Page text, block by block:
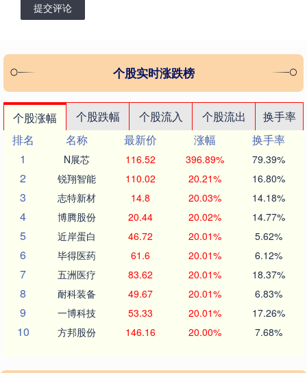
提交评论
个股实时涨跌榜
个股涨幅 个股跌幅 个股流入 个股流出
换手率
排名
名称 最新价 涨幅
换手率
1
N展芯 116.52 396.89% 79.39%
2 锐翔智能 110.02 20.21% 16.80%
3 志特新材 14.8 20.03% 14.18%
4 博腾股份 20.44 20.02% 14.77%
5 近岸蛋白 46.72 20.01% 5.62%
6 毕得医药 61.6 20.01% 6.12%
7 五洲医疗 83.62 20.01% 18.37%
8 耐科装备 49.67 20.01% 6.83%
9 一博科技 53.33 20.01% 17.26%
10 方邦股份 146.16 20.00% 7.68%